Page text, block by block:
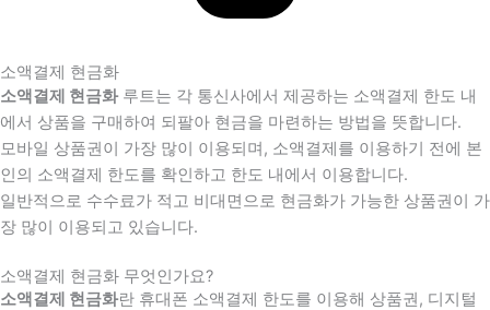
소액결제 현금화
소액결제 현금화루트는 각 통신사에서 제공하는 소액결제 한도 내
에서 상품을 구매하여 되팔아 현금을 마련하는 방법을 뜻합니다.
모바일 상품권이 가장 많이 이용되며, 소액결제를 이용하기 전에 본
인의 소액결제 한도를 확인하고 한도 내에서 이용합니다.
일반적으로 수수료가 적고 비대면으로 현금화가 가능한 상품권이 가
장 많이 이용되고 있습니다.
소액결제 현금화 무엇인가요?
소액결제 현금화란 휴대폰 소액결제 한도를 이용해 상품권, 디지털